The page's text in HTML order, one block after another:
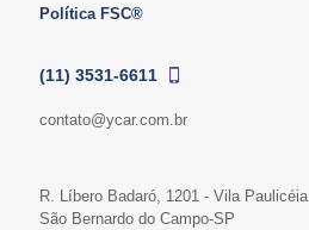
Política FSC®
(11) 3531-6611
contato@ycar.com.br
R. Líbero Badaró, 1201 - Vila Paulicéia
São Bernardo do Campo-SP